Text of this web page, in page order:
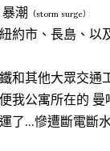
潮
（storm surge）
約市、長島、以
和其他大眾交通
我公寓所在的
了...慘遭斷電斷